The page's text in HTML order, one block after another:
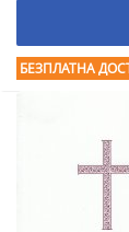
БЕЗПЛАТНА